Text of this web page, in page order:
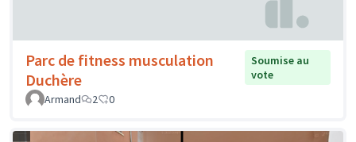
Parc de fitness musculation
Duchère
Soumise au
vote
Armand
2 0